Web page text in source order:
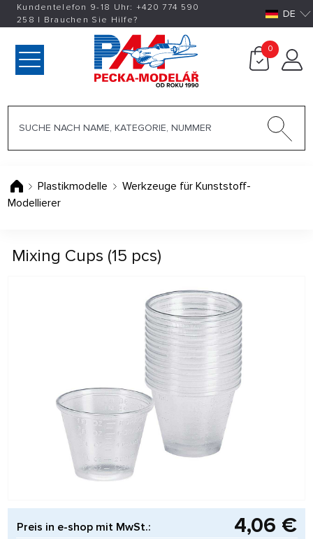
Kundentelefon 9-18 Uhr: +420774 590
258 | Brauchen Sie Hilfe? DE
0
Plastikmodelle
Werkzeuge für Kunststoff-
Modellierer
Mixing Cups (15 pcs)
Preis in e-shop mit MwSt.: 4,06 €